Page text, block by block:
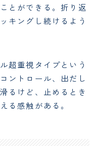
とができる。折り返
キングし続けるよう
超重視タイプという
ントロール、出だし
るけど、止めるとき
る感触がある。